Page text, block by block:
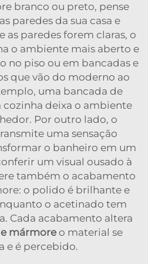
branco ou preto, pense
paredes da sua casa e
as paredes forem claras, o
o ambiente mais aberto e
no piso ou em bancadas e
que vão do moderno ao
uma bancada de
deixa o ambiente
Por outro lado, o
uma sensação
o banheiro em um
um visual ousado à
também o acabamento
o polido é brilhante e
o acetinado tem
Cada acabamento altera
mármore o material se
e é percebido.